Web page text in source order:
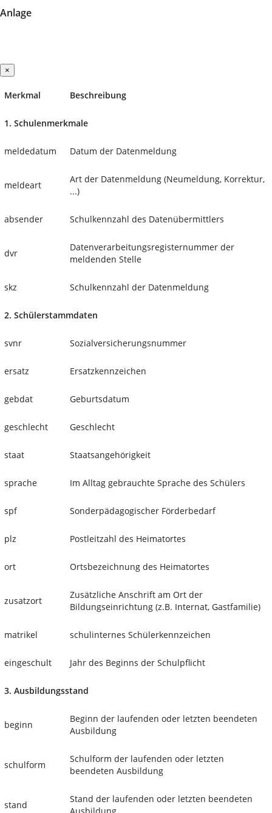
Anlage
×
Merkmal Beschreibung
1. Schulenmerkmale
meldedatum Datum der Datenmeldung
meldeart
Art der Datenmeldung (Neumeldung, Korrektur,
...)
absender Schulkennzahl des Datenübermittlers
dvr
Datenverarbeitungsregisternummer der
meldenden Stelle
skz Schulkennzahl der Datenmeldung
2. Schülerstammdaten
svnr Sozialversicherungsnummer
ersatz Ersatzkennzeichen
gebdat Geburtsdatum
geschlecht Geschlecht
staat Staatsangehörigkeit
sprache Im Alltag gebrauchte Sprache des Schülers
spf Sonderpädagogischer Förderbedarf
plz Postleitzahl des Heimatortes
ort Ortsbezeichnung des Heimatortes
zusatzort
Zusätzliche Anschrift am Ort der
Bildungseinrichtung (z.B. Internat, Gastfamilie)
matrikel schulinternes Schülerkennzeichen
eingeschult Jahr des Beginns der Schulpflicht
3. Ausbildungsstand
beginn
Beginn der laufenden oder letzten beendeten
Ausbildung
schulform
Schulform der laufenden oder letzten
beendeten Ausbildung
stand
Stand der laufenden oder letzten beendeten